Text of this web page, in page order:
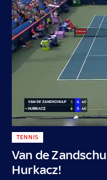
Van de
Hurkacz!
TENNIS